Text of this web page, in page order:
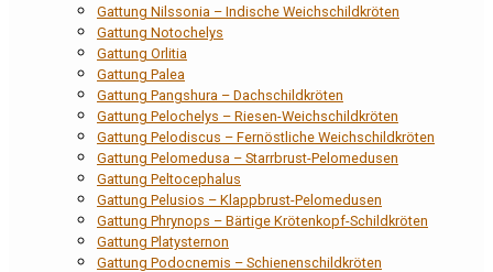
Gattung Nilssonia – Indische Weichschildkröten
Gattung Notochelys
Gattung Orlitia
Gattung Palea
Gattung Pangshura – Dachschildkröten
Gattung Pelochelys – Riesen-Weichschildkröten
Gattung Pelodiscus – Fernöstliche Weichschildkröten
Gattung Pelomedusa – Starrbrust-Pelomedusen
Gattung Peltocephalus
Gattung Pelusios – Klappbrust-Pelomedusen
Gattung Phrynops – Bärtige Krötenkopf-Schildkröten
Gattung Platysternon
Gattung Podocnemis – Schienenschildkröten